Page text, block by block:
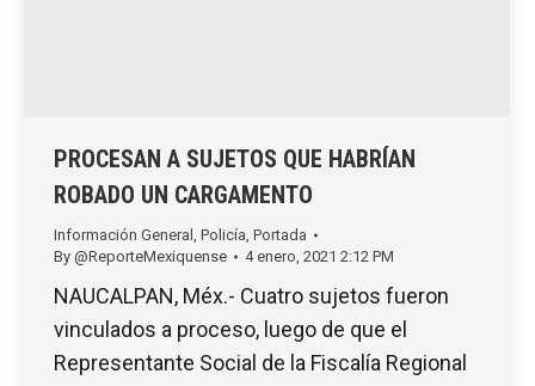
PROCESAN A SUJETOS QUE HABRÍAN
ROBADO UN CARGAMENTO
Información General Policía Portada
By @ReporteMexiquense 4 enero, 2021 2:12 PM
NAUCALPAN, Méx.- Cuatro sujetos fueron
vinculados a proceso, luego de que el
Representante Social de la Fiscalía Regional